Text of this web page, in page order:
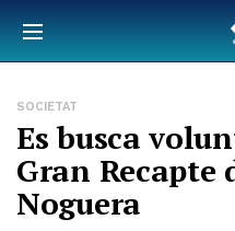
SOCIETAT
Es busca
Gran Recapte
Noguera